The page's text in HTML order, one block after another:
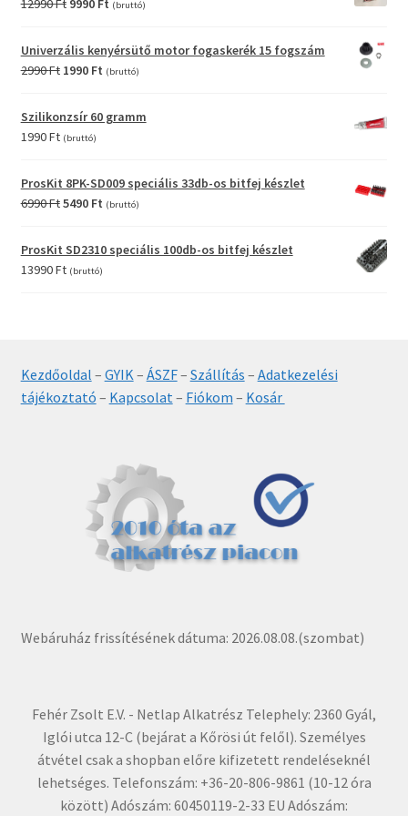
was:
12990 Ft.
is:
9990 Ft.
(bruttó)
Univerzális kenyérsütő motor fogaskerék 15 fogszám
2990Ft Original
was:
1990 FtCurrent
1990 Ft.
(bruttó)
Szilikonzsír 60 gramm
1990Ft (bruttó)
ProsKit 8PK-SD009 speciális 33db-os bitfej készlet
6990Ft Original
5490 FtCurrent
5490 Ft.
(bruttó)
ProsKit SD2310 speciális 100db-os bitfej készlet
13990Ft (bruttó)
Kezdőoldal – GYIK– ÁSZF– Szállítás – Adatkezelési
tájékoztató – Kapcsolat– Fiókom – Kosár
Webáruház frissítésének dátuma: 2026.08.08.(szombat)
Fehér Zsolt E.V. - Netlap Alkatrész Telephely: 2360 Gyál,
Iglói utca 12-C (bejárat a Kőrösi út felől). Személyes
átvétel csak a shopban előre kifizetett rendeléseknél
lehetséges. Telefonszám: +36-20-806-9861 (10-12 óra
között) Adószám: 60450119-2-33 EU Adószám: